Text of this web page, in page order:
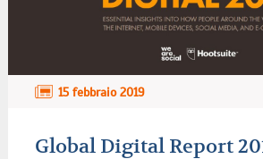
15 febbraio 2019
Global Digital Report